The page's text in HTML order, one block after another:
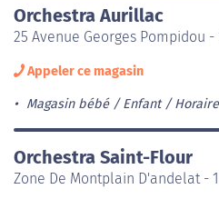
Orchestra Aurillac
25 Avenue Georges Pompidou
Appeler ce magasin
Magasin bébé / Enfant
Orchestra Saint-Flour
Zone De Montplain D'andelat -